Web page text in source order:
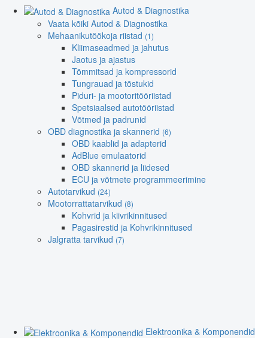
Autod & Diagnostika
Vaata kõiki Autod & Diagnostika
Mehaanikutöökoja riistad (1)
Kliimaseadmed ja jahutus
Jaotus ja ajastus
Tõmmitsad ja kompressorid
Tungrauad ja tõstukid
Piduri- ja mootoritööriistad
Spetsiaalsed autotööriistad
Võtmed ja padrunid
OBD diagnostika ja skannerid (6)
OBD kaablid ja adapterid
AdBlue emulaatorid
OBD skannerid ja liidesed
ECU ja võtmete programmeerimine
Autotarvikud (24)
Mootorrattatarvikud (8)
Kohvrid ja kiivrikinnitused
Pagasirestid ja Kohvrikinnitused
Jalgratta tarvikud (7)
Elektroonika & Komponendid